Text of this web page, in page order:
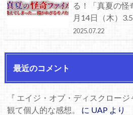
る！「真夏の怪
月14日（木）
2025.07.22
最近のコメント
『 エイジ・オブ・ディスクロー
観て個人的な感想。
に UAPより